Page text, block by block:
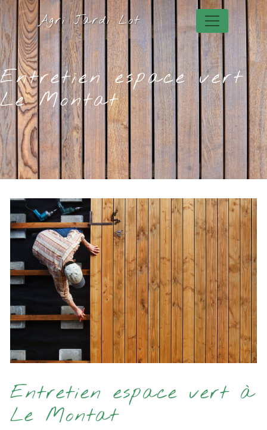
Panneau de gestion des cookies
Agri Jardi Lot
Entretien espace vert
Le Montat
Entretien espace vert à
Le Montat